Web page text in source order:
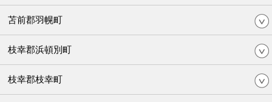
苫前郡羽幌町
枝幸郡浜頓別町
枝幸郡枝幸町